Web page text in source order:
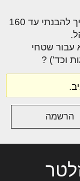
בכוונתי לבנות בית בנחלה כבן ממשיך להבנתי עד 160
עבור שטחי
וכד') ?
הרשמה